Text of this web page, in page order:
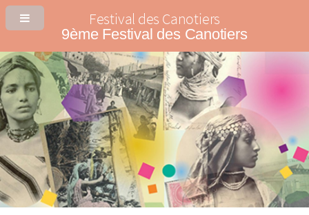
Festival des Canotiers
9ème Festival des Canotiers